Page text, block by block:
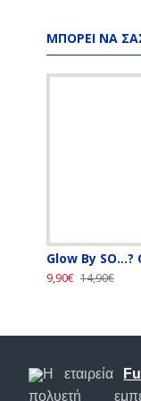
ΜΠΟΡΕΊ ΝΑ
9,90€ 14,90€
Η εταιρεία
πολυετή